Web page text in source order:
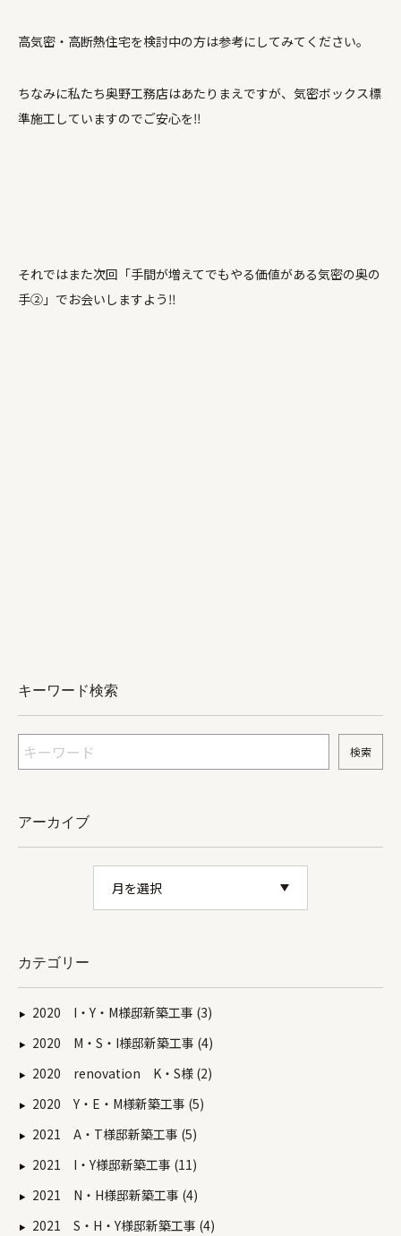
高気密・高断熱住宅を検討中の方は参考にしてみてください。
ちなみに私たち奥野工務店はあたりまえですが、気密ボックス標
準施工していますのでご安心を‼
それではまた次回「手間が増えてでもやる価値がある気密の奥の
手②」でお会いしますよう‼
キーワード検索
アーカイブ
カテゴリー
2020 I・Y・M様邸新築工事 (3)
2020 M・S・I様邸新築工事 (4)
2020 renovation K・S様 (2)
2020 Y・E・M様新築工事 (5)
2021 A・T様邸新築工事 (5)
2021 I・Y様邸新築工事 (11)
2021 N・H様邸新築工事 (4)
2021 S・H・Y様邸新築工事 (4)